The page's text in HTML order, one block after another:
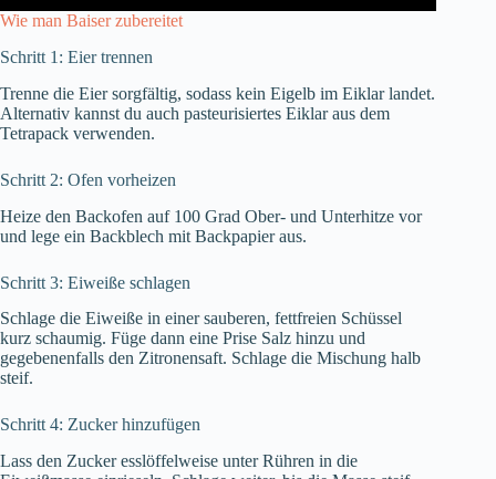
Wie man Baiser zubereitet
Schritt 1: Eier trennen
Trenne die Eier sorgfältig, sodass kein Eigelb im Eiklar landet.
Alternativ kannst du auch pasteurisiertes Eiklar aus dem
Tetrapack verwenden.
Schritt 2: Ofen vorheizen
Heize den Backofen auf 100 Grad Ober- und Unterhitze vor
und lege ein Backblech mit Backpapier aus.
Schritt 3: Eiweiße schlagen
Schlage die Eiweiße in einer sauberen, fettfreien Schüssel
kurz schaumig. Füge dann eine Prise Salz hinzu und
gegebenenfalls den Zitronensaft. Schlage die Mischung halb
steif.
Schritt 4: Zucker hinzufügen
Lass den Zucker esslöffelweise unter Rühren in die